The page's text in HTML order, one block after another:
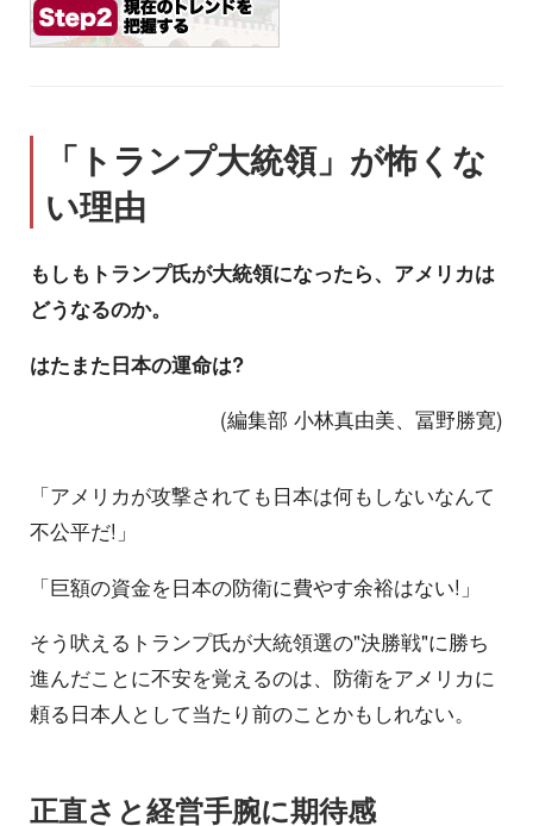
「トランプ大統領」が怖くな
い理由
もしもトランプ氏が大統領になったら、アメリカは
どうなるのか。
はたまた日本の運命は?
(編集部 小林真由美、冨野勝寛)
「アメリカが攻撃されても日本は何もしないなんて
不公平だ!」
「巨額の資金を日本の防衛に費やす余裕はない!」
そう吠えるトランプ氏が大統領選の"決勝戦"に勝ち
進んだことに不安を覚えるのは、防衛をアメリカに
頼る日本人として当たり前のことかもしれない。
正直さと経営手腕に期待感